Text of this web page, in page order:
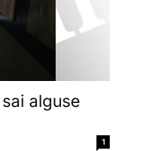
alguse
1